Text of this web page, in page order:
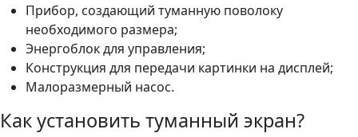
Прибор, создающий туманную поволоку
необходимого размера;
Энергоблок для управления;
Конструкция для передачи картинки на дисплей;
Малоразмерный насос.
Как установить туманный экран?